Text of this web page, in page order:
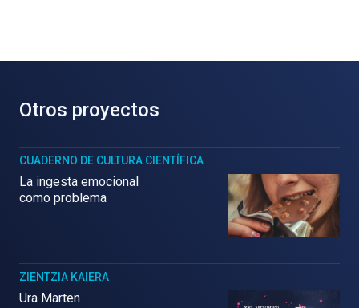
Otros proyectos
CUADERNO DE CULTURA CIENTÍFICA
La ingesta emocional
como problema
ZIENTZIA KAIERA
Ura Marten